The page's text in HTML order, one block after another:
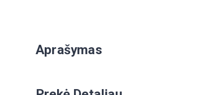
Aprašymas